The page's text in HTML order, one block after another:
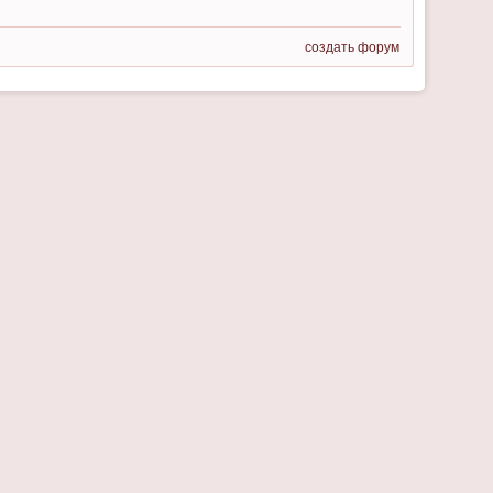
создать форум